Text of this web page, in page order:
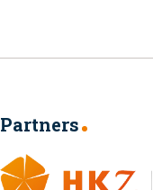
Partners